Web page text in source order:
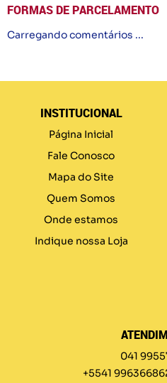
FORMAS DE PARCELAMENTO
Carregando comentários ...
INSTITUCIONAL
Página Inicial
Fale Conosco
Mapa do Site
Quem Somos
Onde estamos
Indique nossa Loja
041
+5541